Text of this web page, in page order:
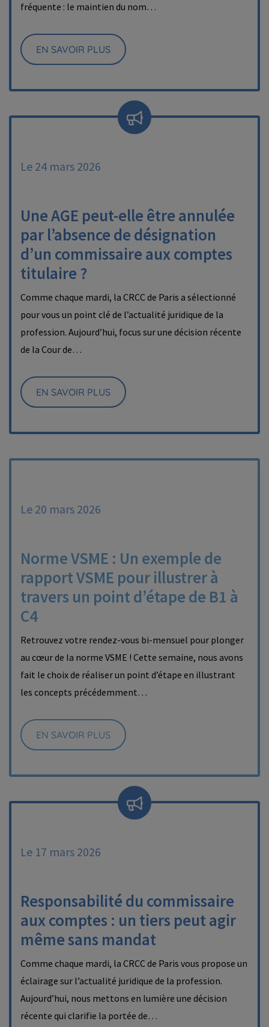
fréquente : le maintien du nom…
EN SAVOIR PLUS
Le 24 mars 2026
Une AGE peut-elle être annulée
par l’absence de désignation
d’un commissaire aux comptes
titulaire ?
Comme chaque mardi, la CRCC de Paris a sélectionné
pour vous un point clé de l’actualité juridique de la
profession. Aujourd’hui, focus sur une décision récente
de la Cour de…
EN SAVOIR PLUS
Le 20 mars 2026
Norme VSME : Un exemple de
rapport VSME pour illustrer à
travers un point d’étape de B1 à
C4
Retrouvez votre rendez-vous bi-mensuel pour plonger
au cœur de la norme VSME ! Cette semaine, nous avons
fait le choix de réaliser un point d’étape en illustrant
les concepts précédemment…
EN SAVOIR PLUS
Le 17 mars 2026
Responsabilité du commissaire
aux comptes : un tiers peut agir
même sans mandat
Comme chaque mardi, la CRCC de Paris vous propose un
éclairage sur l’actualité juridique de la profession.
Aujourd’hui, nous mettons en lumière une décision
récente qui clarifie la portée de…